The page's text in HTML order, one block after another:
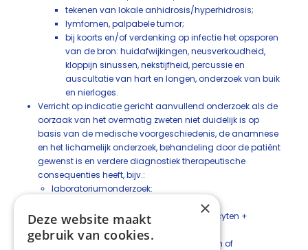
tekenen van lokale anhidrosis/hyperhidrosis;
lymfomen, palpabele tumor;
bij koorts en/of verdenking op infectie het opsporen
van de bron: huidafwijkingen, neusverkoudheid,
kloppijn sinussen, nekstijfheid, percussie en
auscultatie van hart en longen, onderzoek van buik
en nierloges.
Verricht op indicatie gericht aanvullend onderzoek als de
oorzaak van het overmatig zweten niet duidelijk is op
basis van de medische voorgeschiedenis, de anamnese
en het lichamelijk onderzoek, behandeling door de patiënt
gewenst is en verdere diagnostiek therapeutische
consequenties heeft, bijv.:
laboratoriumonderzoek:
bij koorts: urineonderzoek, CRP, leukocyten +
differentiatie;
bij verdenking op carcinoïde tumoren of
×
Deze website maakt
gebruik van cookies.